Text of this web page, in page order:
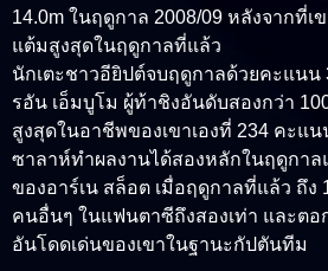
14.0m ในฤดูกาล 2008/09 หลังจากที่เ
แต้มสูงสุดในฤดูกาลที่แล้ว
นักเตะชาวอียิปต์จบฤดูกาลด้วยคะแนน
รอัน เอ็มบูโม ผู้ท้าชิงอันดับสองกว่า
สูงสุดในอาชีพของเขาเองที่ 234 คะแน
ซาลาห์ทำผลงานได้สองหลักในฤดูกา
ของอาร์เน สล็อต เมื่อฤดูกาลที่แล้ว ถึง
คนอื่นๆ ในแฟนตาซีถึงสองเท่า และตอ
อันโดดเด่นของเขาในฐานะกัปตันทีม